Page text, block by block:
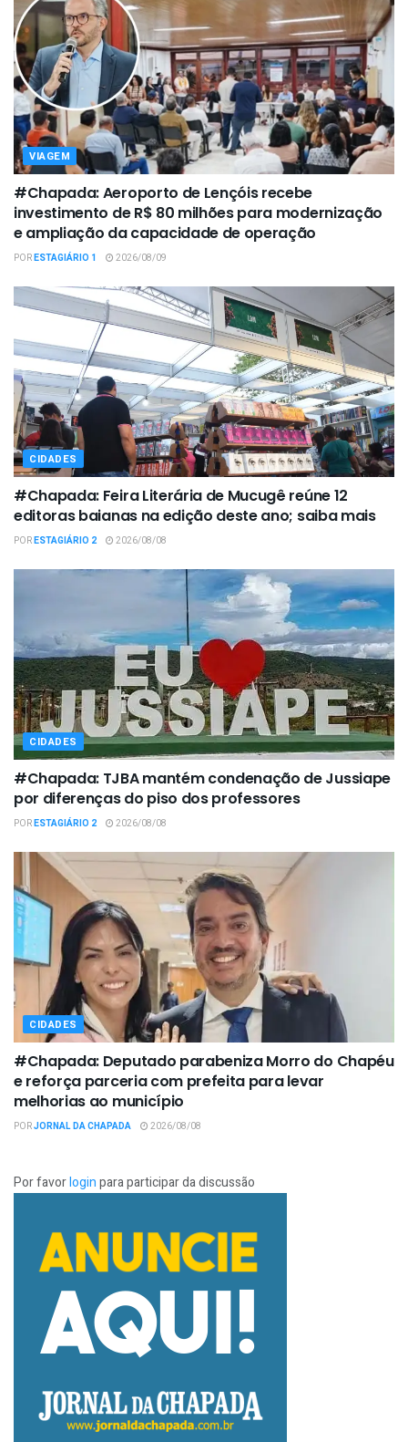
VIAGEM
#Chapada: Aeroporto de Lençóis recebe
investimento de R$ 80 milhões para modernização
e ampliação da capacidade de operação
PORESTAGIÁRIO 1 2026/08/09
CIDADES
#Chapada: Feira Literária de Mucugê reúne 12
editoras baianas na edição deste ano; saiba mais
PORESTAGIÁRIO 2 2026/08/08
CIDADES
#Chapada: TJBA mantém condenação de Jussiape
por diferenças do piso dos professores
PORESTAGIÁRIO 2 2026/08/08
CIDADES
#Chapada: Deputado parabeniza Morro do Chapéu
e reforça parceria com prefeita para levar
melhorias ao município
PORJORNAL DA CHAPADA 2026/08/08
Por favorloginpara participar da discussão